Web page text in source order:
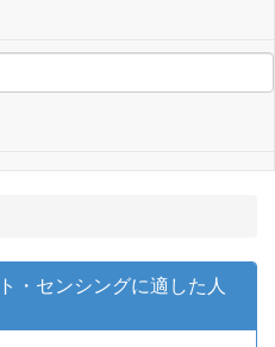
・センシングに適した人